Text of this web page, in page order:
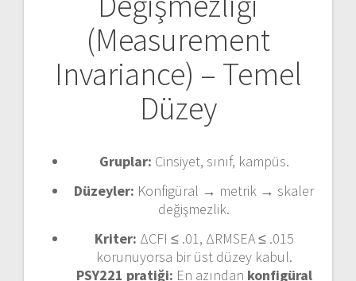
(Measurement
Invariance) – Temel
Düzey
Gruplar: Cinsiyet, sınıf, kampüs.
Düzeyler: Konfigüral → metrik → skaler
değişmezlik.
Kriter: ΔCFI ≤ .01, ΔRMSEA ≤ .015
korunuyorsa bir üst düzey kabul.
PSY221 pratiği: En azından konfigüral